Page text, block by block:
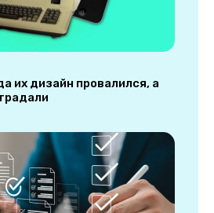
их дизайн провалился, а